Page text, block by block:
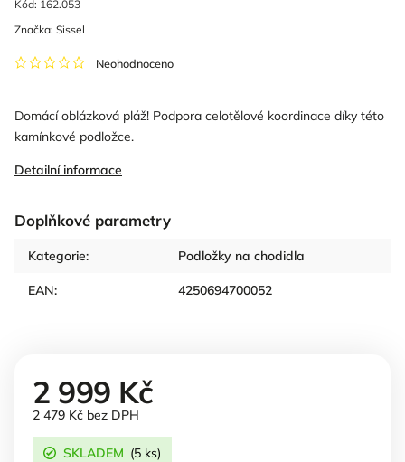
Kód: 162.053
Neohodnoceno
Domácí oblázková pláž! Podpora celotělové koordinace díky této
kamínkové podložce.
Detailní informace
Doplňkové parametry
Kategorie: Podložky na chodidla
EAN: 4250694700052
Značka: Sissel
2 999 Kč
2 479 Kč bez DPH
SKLADEM (5 ks)